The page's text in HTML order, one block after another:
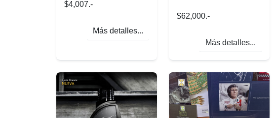
$4,007.-
Más detalles...
$62,000.-
Más detalles...